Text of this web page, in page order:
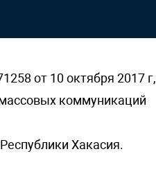
от 10 октября 2017 г,
коммуникаций
Хакасия.